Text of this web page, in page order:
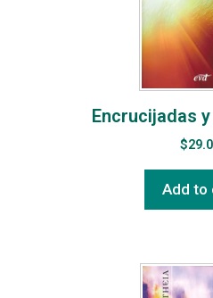
Encrucijadas
$
Add to